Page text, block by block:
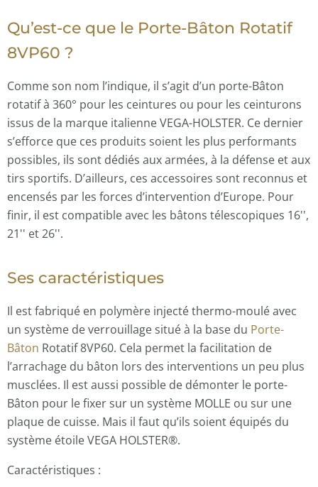
Qu’est-ce que le Porte-Bâton Rotatif
8VP60 ?
Comme son nom l’indique, il s’agit d’un porte-Bâton
rotatif à 360° pour les ceintures ou pour les ceinturons
issus de la marque italienne VEGA-HOLSTER. Ce dernier
s’efforce que ces produits soient les plus performants
possibles, ils sont dédiés aux armées, à la défense et aux
tirs sportifs. D’ailleurs, ces accessoires sont reconnus et
encensés par les forces d’intervention d’Europe. Pour
finir, il est compatible avec les bâtons télescopiques 16'',
21'' et 26''.
Ses caractéristiques
Il est fabriqué en polymère injecté thermo-moulé avec
un système de verrouillage situé à la base du Porte-
Bâton Rotatif 8VP60. Cela permet la facilitation de
l’arrachage du bâton lors des interventions un peu plus
musclées. Il est aussi possible de démonter le porte-
Bâton pour le fixer sur un système MOLLE ou sur une
plaque de cuisse. Mais il faut qu’ils soient équipés du
système étoile VEGA HOLSTER®.
Caractéristiques :